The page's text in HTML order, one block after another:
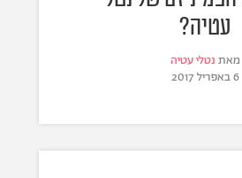
עטיה?
מאת נטלי עטיה
6 באפריל 2017